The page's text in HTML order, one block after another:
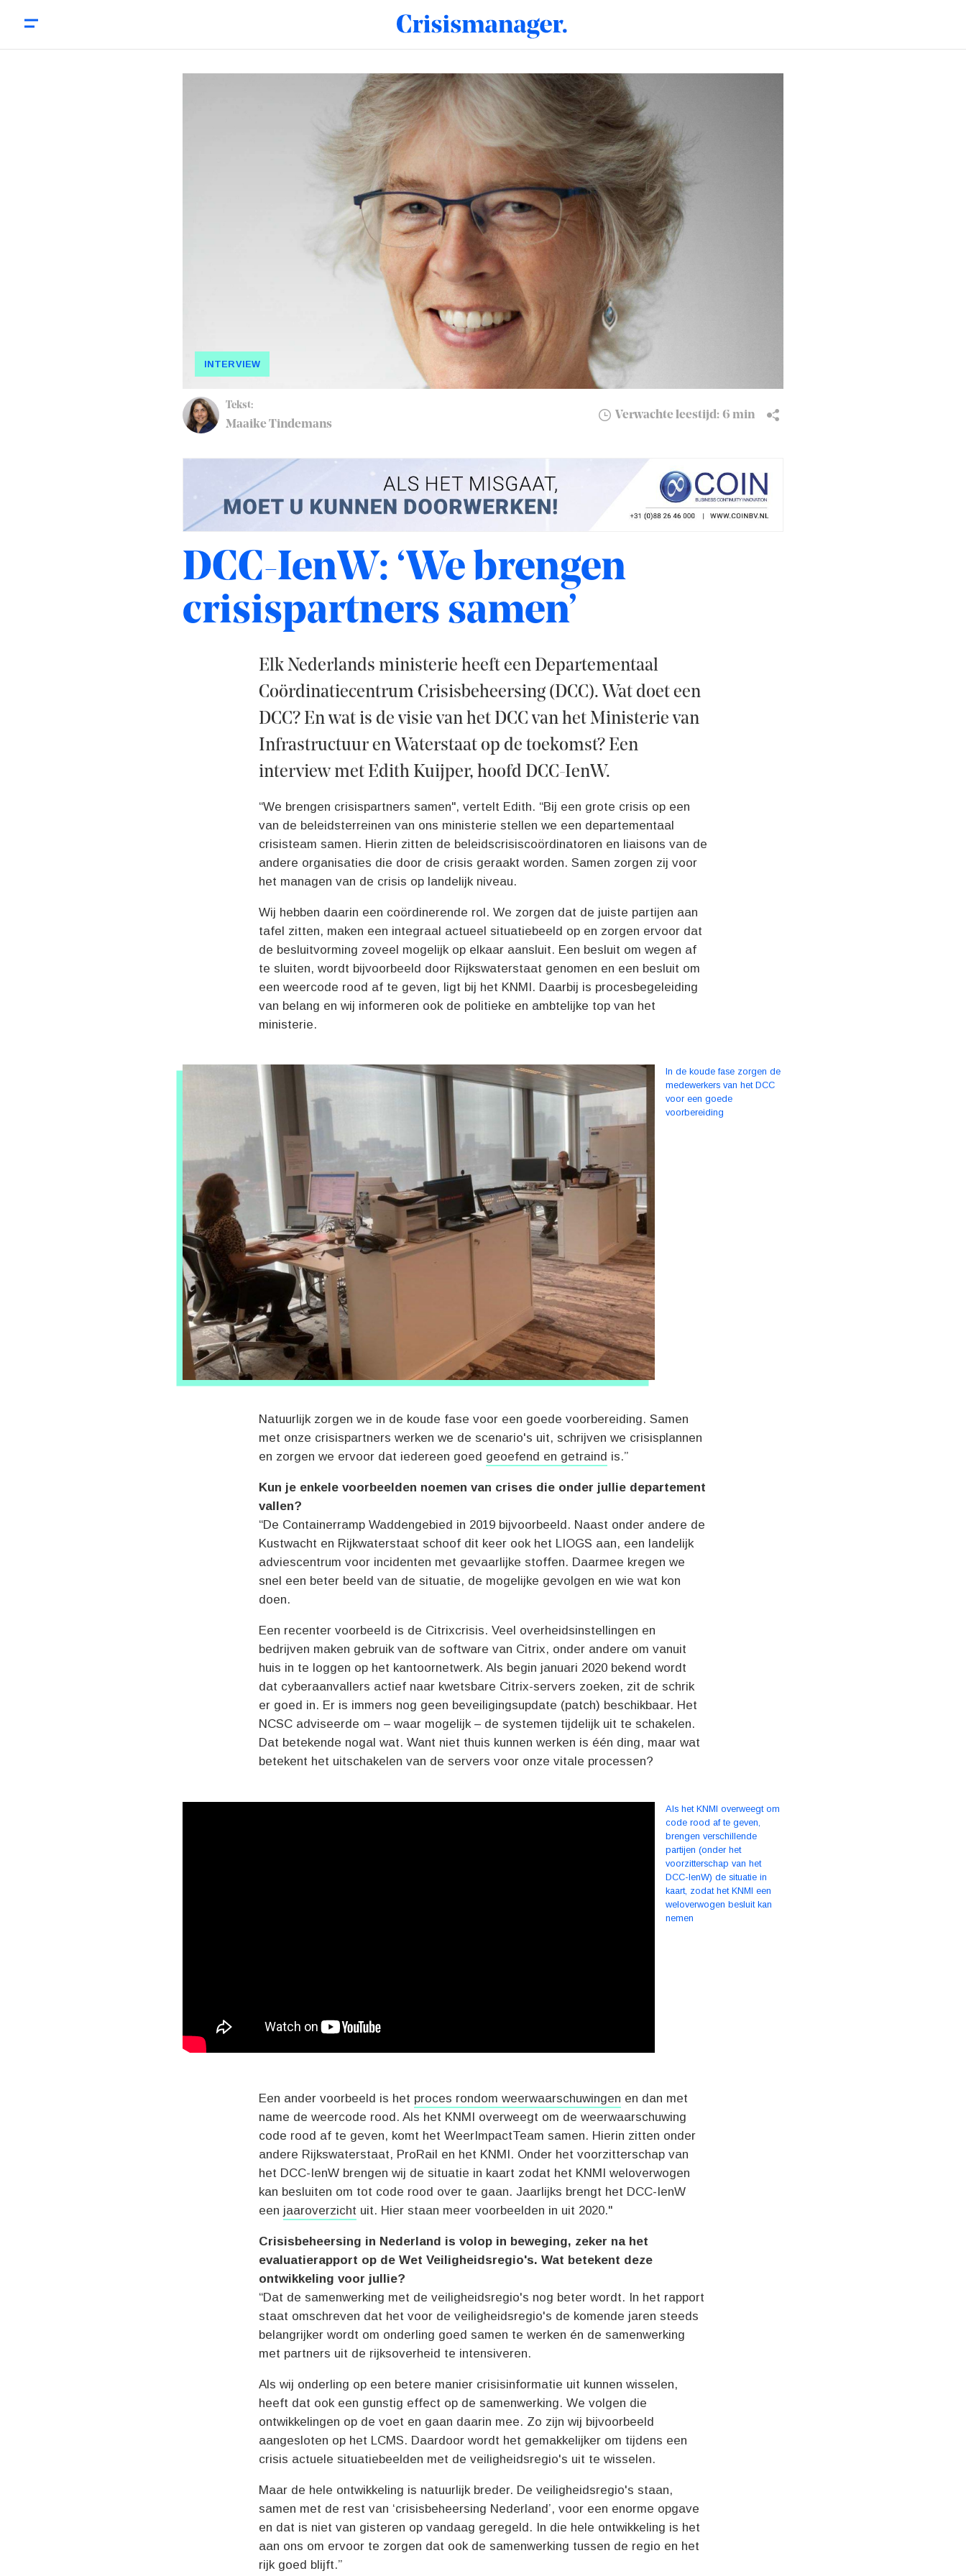
INTERVIEW
Tekst:
Maaike Tindemans
Verwachte leestijd: 6 min
DCC-IenW: ‘We brengen
crisispartners samen’
Elk Nederlands ministerie heeft een Departementaal
Coördinatiecentrum Crisisbeheersing (DCC). Wat doet een
DCC? En wat is de visie van het DCC van het Ministerie van
Infrastructuur en Waterstaat op de toekomst? Een
interview met Edith Kuijper, hoofd DCC-IenW.
“We brengen crisispartners samen", vertelt Edith. “Bij een grote crisis op een
van de beleidsterreinen van ons ministerie stellen we een departementaal
crisisteam samen. Hierin zitten de beleidscrisiscoördinatoren en liaisons van de
andere organisaties die door de crisis geraakt worden. Samen zorgen zij voor
het managen van de crisis op landelijk niveau.
Wij hebben daarin een coördinerende rol. We zorgen dat de juiste partijen aan
tafel zitten, maken een integraal actueel situatiebeeld op en zorgen ervoor dat
de besluitvorming zoveel mogelijk op elkaar aansluit. Een besluit om wegen af
te sluiten, wordt bijvoorbeeld door Rijkswaterstaat genomen en een besluit om
een weercode rood af te geven, ligt bij het KNMI. Daarbij is procesbegeleiding
van belang en wij informeren ook de politieke en ambtelijke top van het
ministerie.
In de koude fase zorgen de
medewerkers van het DCC
voor een goede
voorbereiding
Natuurlijk zorgen we in de koude fase voor een goede voorbereiding. Samen
met onze crisispartners werken we de scenario's uit, schrijven we crisisplannen
en zorgen we ervoor dat iedereen goed geoefend en getraind is.”
Kun je enkele voorbeelden noemen van crises die onder jullie departement
vallen?
“De Containerramp Waddengebied in 2019 bijvoorbeeld. Naast onder andere de
Kustwacht en Rijkwaterstaat schoof dit keer ook het LIOGS aan, een landelijk
adviescentrum voor incidenten met gevaarlijke stoffen. Daarmee kregen we
snel een beter beeld van de situatie, de mogelijke gevolgen en wie wat kon
doen.
Een recenter voorbeeld is de Citrixcrisis. Veel overheidsinstellingen en
bedrijven maken gebruik van de software van Citrix, onder andere om vanuit
huis in te loggen op het kantoornetwerk. Als begin januari 2020 bekend wordt
dat cyberaanvallers actief naar kwetsbare Citrix-servers zoeken, zit de schrik
er goed in. Er is immers nog geen beveiligingsupdate (patch) beschikbaar. Het
NCSC adviseerde om – waar mogelijk – de systemen tijdelijk uit te schakelen.
Dat betekende nogal wat. Want niet thuis kunnen werken is één ding, maar wat
betekent het uitschakelen van de servers voor onze vitale processen?
Als het KNMI overweegt om
code rood af te geven,
brengen verschillende
partijen (onder het
voorzitterschap van het
DCC-IenW) de situatie in
kaart, zodat het KNMI een
weloverwogen besluit kan
nemen
Een ander voorbeeld is het proces rondom weerwaarschuwingen en dan met
name de weercode rood. Als het KNMI overweegt om de weerwaarschuwing
code rood af te geven, komt het WeerImpactTeam samen. Hierin zitten onder
andere Rijkswaterstaat, ProRail en het KNMI. Onder het voorzitterschap van
het DCC-IenW brengen wij de situatie in kaart zodat het KNMI weloverwogen
kan besluiten om tot code rood over te gaan. Jaarlijks brengt het DCC-IenW
een jaaroverzichtuit. Hier staan meer voorbeelden in uit 2020."
Crisisbeheersing in Nederland is volop in beweging, zeker na het
evaluatierapport op de Wet Veiligheidsregio's. Wat betekent deze
ontwikkeling voor jullie?
“Dat de samenwerking met de veiligheidsregio's nog beter wordt. In het rapport
staat omschreven dat het voor de veiligheidsregio's de komende jaren steeds
belangrijker wordt om onderling goed samen te werken én de samenwerking
met partners uit de rijksoverheid te intensiveren.
Als wij onderling op een betere manier crisisinformatie uit kunnen wisselen,
heeft dat ook een gunstig effect op de samenwerking. We volgen die
ontwikkelingen op de voet en gaan daarin mee. Zo zijn wij bijvoorbeeld
aangesloten op het LCMS. Daardoor wordt het gemakkelijker om tijdens een
crisis actuele situatiebeelden met de veiligheidsregio's uit te wisselen.
Maar de hele ontwikkeling is natuurlijk breder. De veiligheidsregio's staan,
samen met de rest van ‘crisisbeheersing Nederland’, voor een enorme opgave
en dat is niet van gisteren op vandaag geregeld. In die hele ontwikkeling is het
aan ons om ervoor te zorgen dat ook de samenwerking tussen de regio en het
rijk goed blijft.”